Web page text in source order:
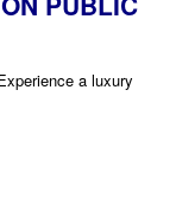
a luxury